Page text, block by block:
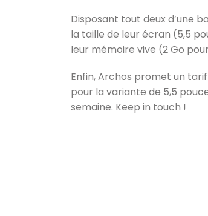
Disposant tout deux d’une
la taille de leur écran (5,5
leur mémoire vive (2 Go
Enfin, Archos promet un
pour la variante de 5,5
semaine. Keep in touch !